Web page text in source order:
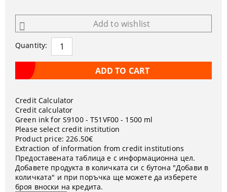
Add to wishlist
Quantity:
Credit Calculator
Credit calculator
Green ink for S9100 - T51VF00 - 1500 ml
Please select credit institution
Product price: 226.50€
Extraction of information from credit institutions
Предоставената таблица е с информационна цел.
Добавете продукта в количката си с бутона "Добави в
количката" и при поръчка ще можете да изберете
броя вноски на кредита.